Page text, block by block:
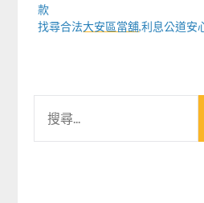
款
找尋合法大安區當舖,利息公道安
關